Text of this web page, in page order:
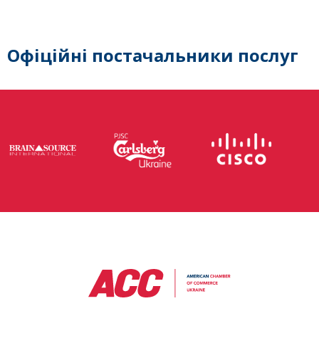
Офіційні постачальники послуг